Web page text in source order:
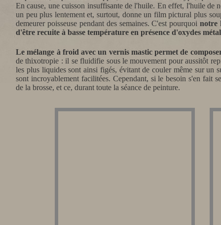
En cause, une cuisson insuffisante de l'huile. En effet, l'huile de
un peu plus lentement et, surtout, donne un film pictural plus
demeurer poisseuse pendant des semaines. C'est pourquoinotre
d'être recuite à basse température en présence d'oxydes
Le mélange à froid avec un vernis mastic permet de
de thixotropie : il se fluidifie sous le mouvement pour aussitôt
les plus liquides sont ainsi figés, évitant de couler même sur un
sont incroyablement facilitées. Cependant, si le besoin s'en fait
de la brosse, et ce, durant toute la séance de peinture.